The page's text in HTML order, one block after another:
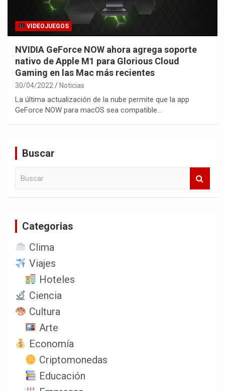
VIDEOJUEGOS
NVIDIA GeForce NOW ahora agrega soporte
nativo de Apple M1 para Glorious Cloud
Gaming en las Mac más recientes
30/04/2022 Noticias
La última actualización de la nube permite que la app
GeForce NOW para macOS sea compatible…
Buscar
Categorias
Clima
Viajes
Hoteles
Ciencia
Cultura
Arte
Economía
Criptomonedas
Educación